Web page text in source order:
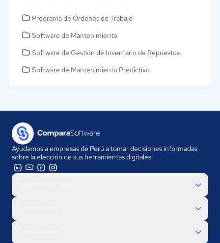
Programa de Órdenes de Trabajo
Software de Mantenimiento
Software de Gestión de Inventario de Repuestos
Software de Mantenimiento Predictivo
Ayudamos a empresas de Perú a tomar decisiones informadas
sobre la elección de sus herramientas digitales.